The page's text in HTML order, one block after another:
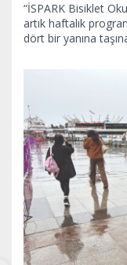
“İSPARK Bisiklet
artık haftalık
dört bir yanına